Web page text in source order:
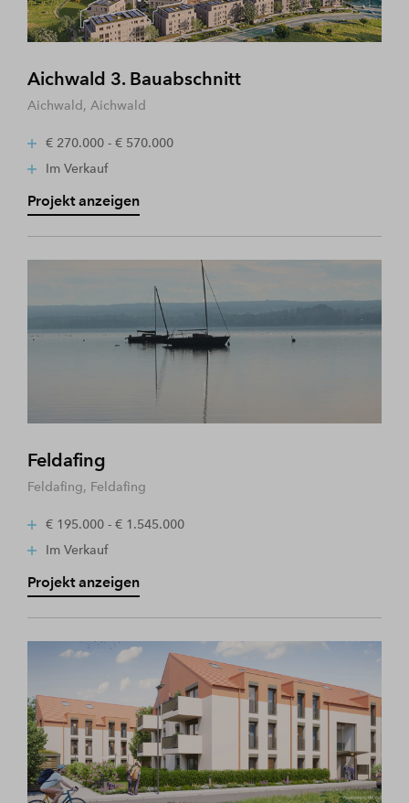
Aichwald 3. Bauabschnitt
Aichwald, Aichwald
€ 270.000 - € 570.000
Im Verkauf
Projekt anzeigen
Feldafing
Feldafing, Feldafing
€ 195.000 - € 1.545.000
Im Verkauf
Projekt anzeigen